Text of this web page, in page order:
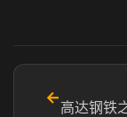
←
高达钢铁